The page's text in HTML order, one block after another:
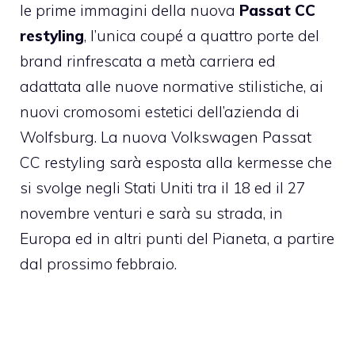
le prime immagini della nuova Passat CC
restyling, l’unica coupé a quattro porte del
brand rinfrescata a metà carriera ed
adattata alle nuove normative stilistiche, ai
nuovi cromosomi estetici dell’azienda di
Wolfsburg. La nuova Volkswagen Passat
CC restyling sarà esposta alla kermesse che
si svolge negli Stati Uniti tra il 18 ed il 27
novembre venturi e sarà su strada, in
Europa ed in altri punti del Pianeta, a partire
dal prossimo febbraio.